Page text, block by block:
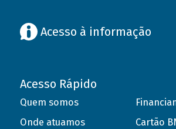
Acesso à informação
Acesso Rápido
Quem somos
Onde atuamos
Cartão